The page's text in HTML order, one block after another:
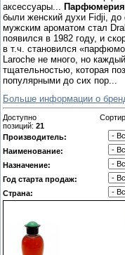
аксессуары... Парфюмерия
были женский духи Fidji,
мужским ароматом стал
появился в 1982 году, и
в т.ч. становился
Laroche не много, но
тщательностью, которая
популярными до сих пор...
Больше информации о
Доступно
позиций: 21
Производитель:
Наименование:
Назначение:
Год старта продаж:
Страна: